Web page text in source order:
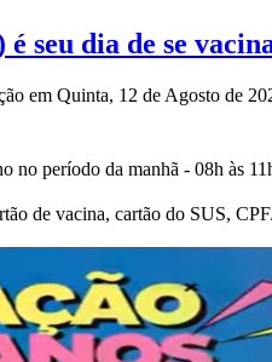
seu dia de se
em Quinta, 12 de Agosto de
no período da manhã - 08h às
de vacina, cartão do SUS,